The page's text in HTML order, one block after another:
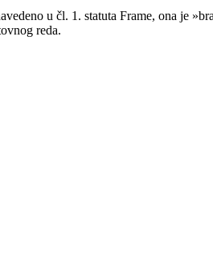
u čl. 1. statuta Frame, ona je
reda.